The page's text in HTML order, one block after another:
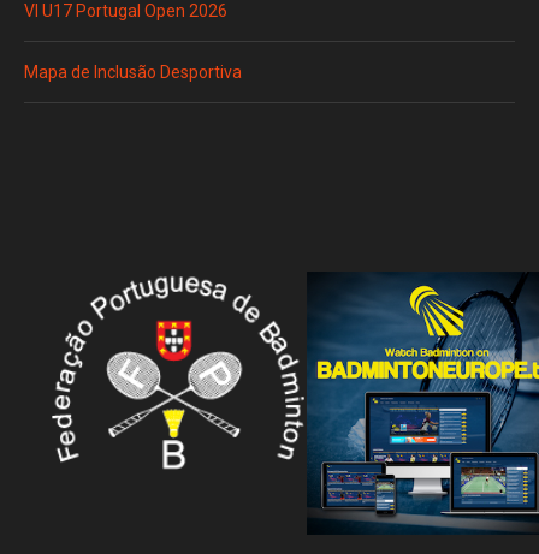
VI U17 Portugal Open 2026
Mapa de Inclusão Desportiva